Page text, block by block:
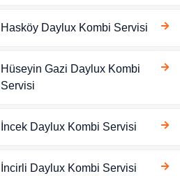
Hasköy Daylux Kombi Servisi
Hüseyin Gazi Daylux Kombi
Servisi
İncek Daylux Kombi Servisi
İncirli Daylux Kombi Servisi